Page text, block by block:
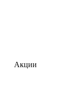
Акции